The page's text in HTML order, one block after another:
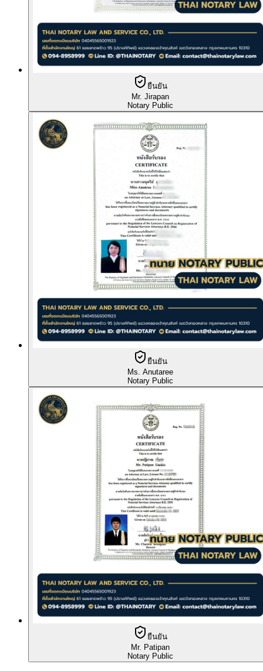
ยืนยัน
Mr. Jirapan
Notary Public
ยืนยัน
Ms. Anutaree
Notary Public
ยืนยัน
Mr. Patipan
Notary Public